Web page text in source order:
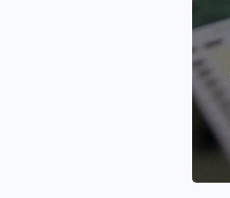
DIA
contra
no INSS
2026